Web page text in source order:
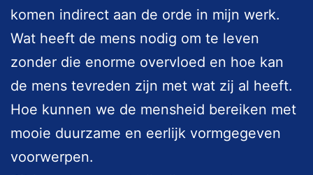
komen indirect aan de orde in mijn werk.
Wat heeft de mens nodig om te leven
zonder die enorme overvloed en hoe kan
de mens tevreden zijn met wat zij al heeft.
Hoe kunnen we de mensheid bereiken met
mooie duurzame en eerlijk vormgegeven
voorwerpen.